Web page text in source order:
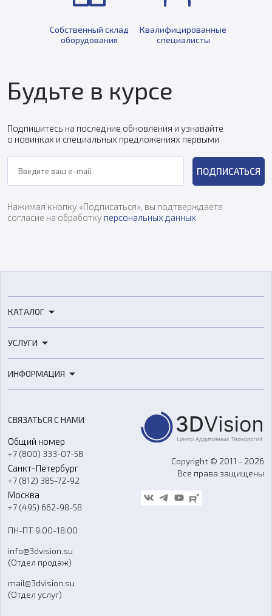
Собственный склад
оборудования
Квалифицированные
специалисты
Будьте в курсе
Подпишитесь на последние обновления и узнавайте
о новинках и специальных предложениях первыми
ПОДПИСАТЬСЯ
Нажимая кнопку «Подписаться», вы подтверждаете
согласие на обработку персональных данных.
КАТАЛОГ
3D-сканеры
Расходные материалы
Оборудование и материалы для вакуумного литья
Аксессуары и прочее оборудование
Программное обеспечение
УСЛУГИ
3D-моделирование
Ремонт и услуги
ИНФОРМАЦИЯ
О компании
Контакты
Гос. закупки
Стать дилером
Блог
FAQ
СВЯЗАТЬСЯ С НАМИ
Общий номер
+7 (800) 333-07-58
Санкт-Петербург
+7 (812) 385-72-92
Москва
+7 (495) 662-98-58
ПН-ПТ 9:00-18:00
info@3dvision.su
(Отдел продаж)
mail@3dvision.su
(Отдел услуг)
Copyright © 2011 - 2026
Все права защищены